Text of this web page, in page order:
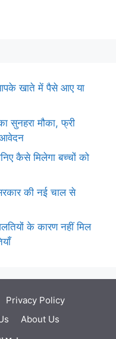
खाते में पैसे आए या
सुनहरा मौका, फ्री
कैसे मिलेगा बच्चों को
की नई चाल से
के कारण नहीं मिल
Privacy Policy
About Us